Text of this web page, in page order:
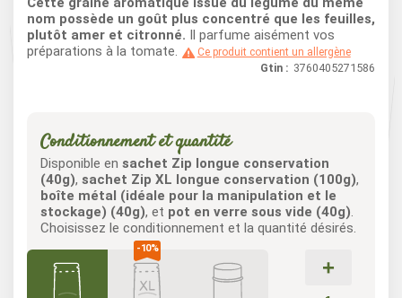
2
0
0
nom possède un goût plus concentré que les feuilles,
plutôt amer et citronné. Il parfume aisément vos
préparations à la tomate.
Ce produit contient un allergène
Gtin : 3760405271586
Conditionnement et quantité
Disponible en sachet Zip longue conservation
(40g), sachet Zip XL longue conservation (100g),
boîte métal (idéale pour la manipulation et le
stockage) (40g), et pot en verre sous vide (40g).
Choisissez le conditionnement et la quantité désirés.
+